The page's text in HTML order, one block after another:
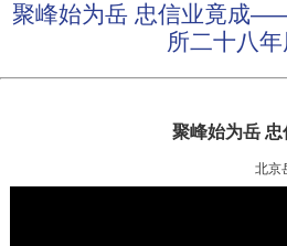
聚峰始为岳 忠信业竟成
所二十八
聚峰始为岳 忠
北京岳